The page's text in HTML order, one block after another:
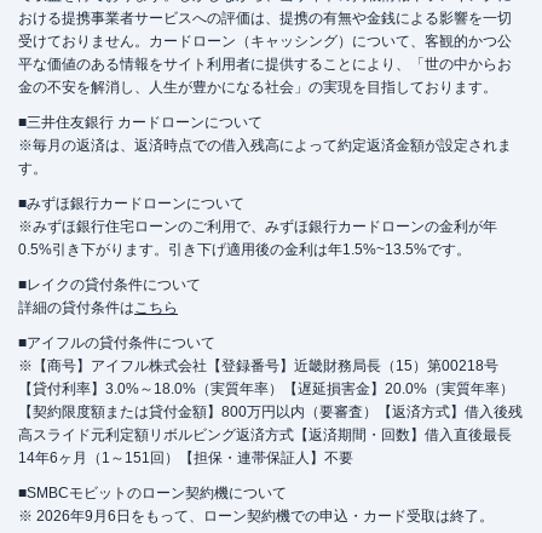
おける提携事業者サービスへの評価は、提携の有無や金銭による影響を一切
受けておりません。カードローン（キャッシング）について、客観的かつ公
平な価値のある情報をサイト利用者に提供することにより、「世の中からお
金の不安を解消し、人生が豊かになる社会」の実現を目指しております。
■三井住友銀行 カードローンについて
※毎月の返済は、返済時点での借入残高によって約定返済金額が設定されま
す。
■みずほ銀行カードローンについて
※みずほ銀行住宅ローンのご利用で、みずほ銀行カードローンの金利が年
0.5%引き下がります。引き下げ適用後の金利は年1.5%~13.5%です。
■レイクの貸付条件について
詳細の貸付条件はこちら
■アイフルの貸付条件について
※【商号】アイフル株式会社【登録番号】近畿財務局長（15）第00218号
【貸付利率】3.0%～18.0%（実質年率）【遅延損害金】20.0%（実質年率）
【契約限度額または貸付金額】800万円以内（要審査）【返済方式】借入後残
高スライド元利定額リボルビング返済方式【返済期間・回数】借入直後最長
14年6ヶ月（1～151回）【担保・連帯保証人】不要
■SMBCモビットのローン契約機について
※ 2026年9月6日をもって、ローン契約機での申込・カード受取は終了。